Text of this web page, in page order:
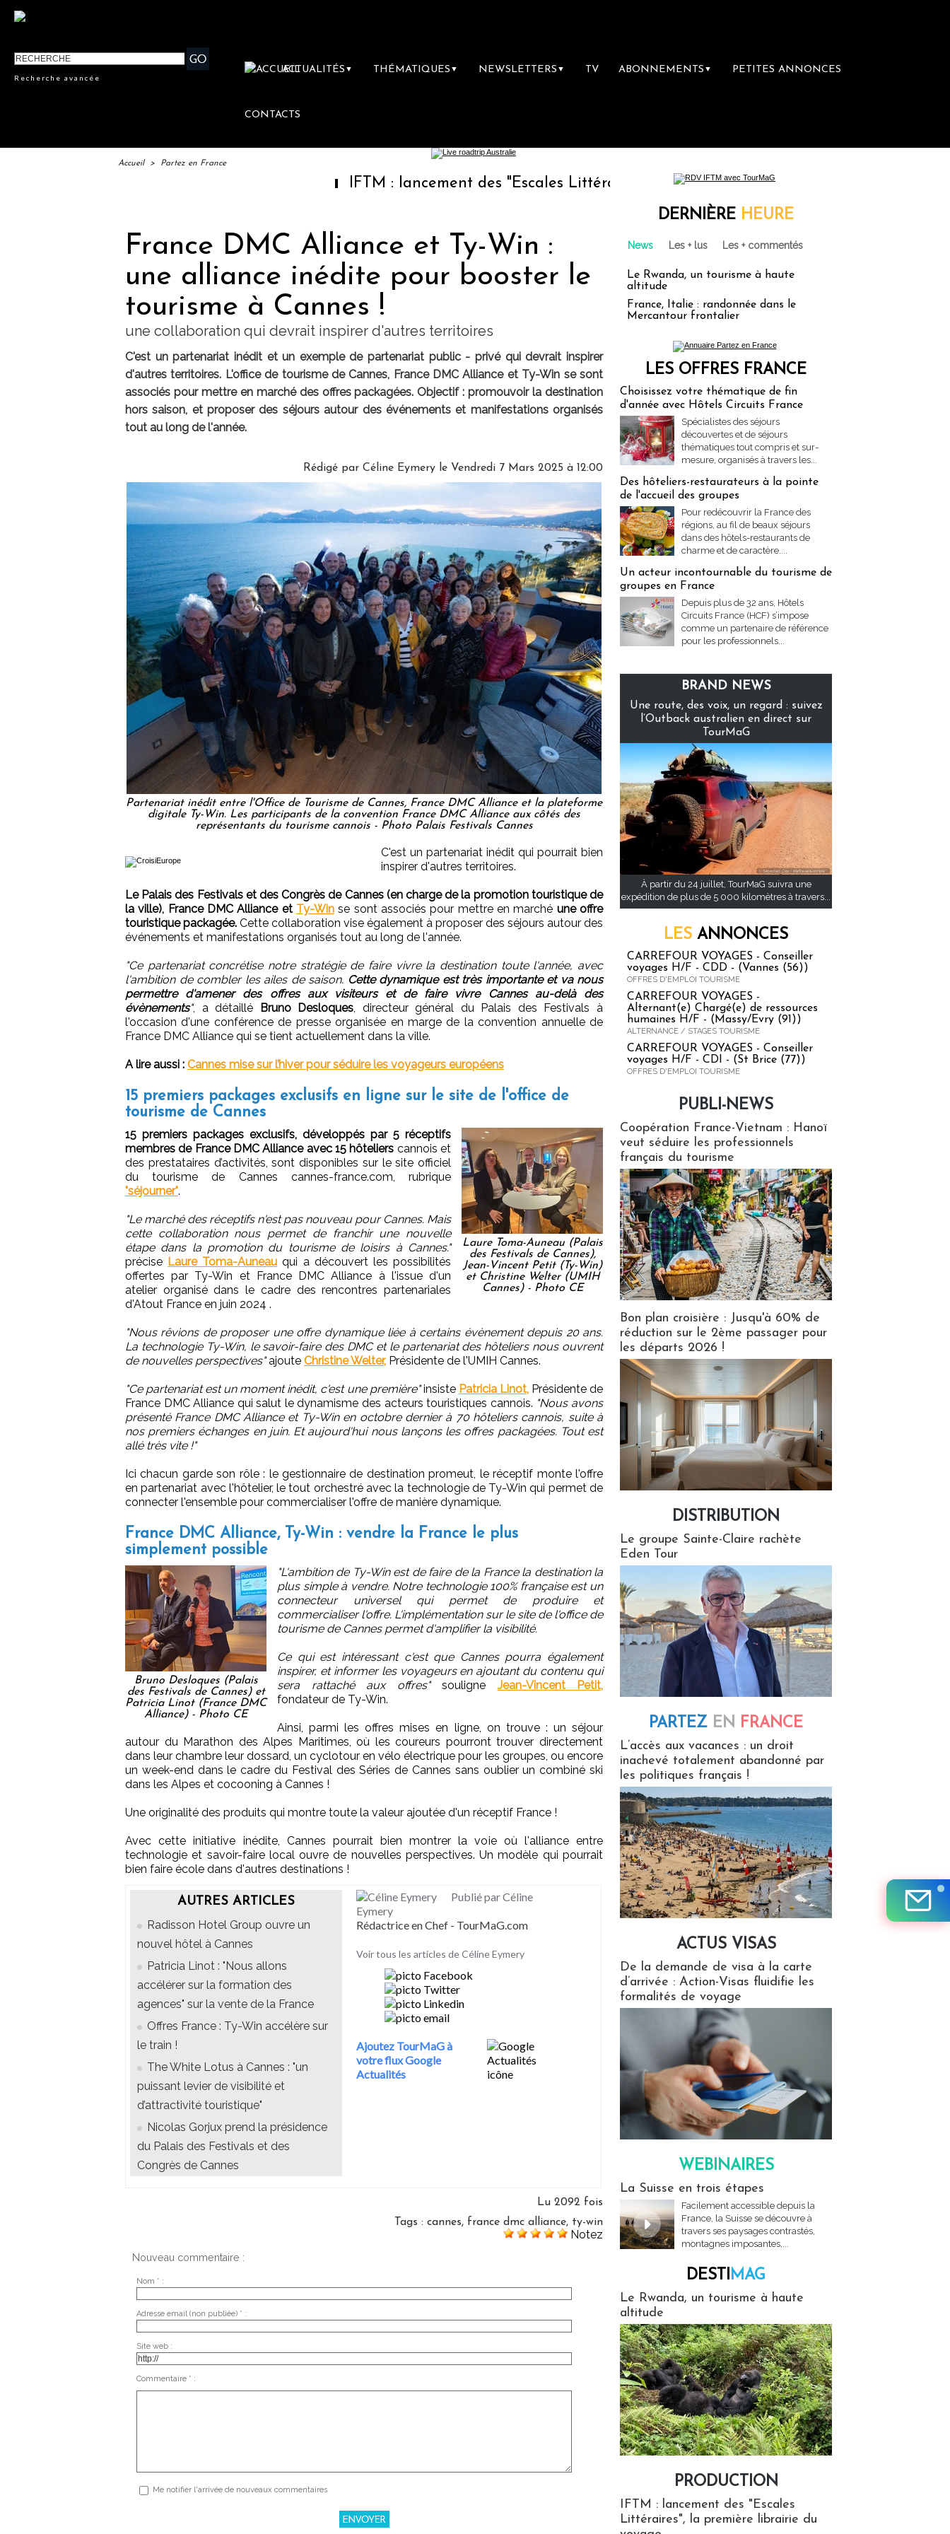
Recherche avancée
ACTUALITÉS ▼ THÉMATIQUES ▼ NEWSLETTERS ▼ TV ABONNEMENTS ▼ PETITES ANNONCES
CONTACTS
Accueil > Partez en France
IFTM : lancement des "Escales Littéraires", la première librairie du voyage
France DMC Alliance et Ty-Win :
une alliance inédite pour booster le
tourisme à Cannes !
une collaboration qui devrait inspirer d'autres territoires
C'est un partenariat inédit et un exemple de partenariat public - privé qui devrait inspirer
d'autres territoires. L'office de tourisme de Cannes, France DMC Alliance et Ty-Win se sont
associés pour mettre en marché des offres packagées. Objectif : promouvoir la destination
hors saison, et proposer des séjours autour des événements et manifestations organisés
tout au long de l'année.
Rédigé par Céline Eymery le Vendredi 7 Mars 2025 à 12:00
Partenariat inédit entre l'Office de Tourisme de Cannes, France DMC Alliance et la plateforme
digitale Ty-Win. Les participants de la convention France DMC Alliance aux côtés des
représentants du tourisme cannois - Photo Palais Festivals Cannes
C'est un partenariat inédit qui pourrait bien
inspirer d'autres territoires.
Le Palais des Festivals et des Congrès de Cannes (en charge de la promotion touristique de
la ville), France DMC Alliance et Ty-Win se sont associés pour mettre en marché une offre
touristique packagée. Cette collaboration vise également à proposer des séjours autour des
événements et manifestations organisés tout au long de l'année.
"Ce partenariat concrétise notre stratégie de faire vivre la destination toute l'année, avec
l'ambition de combler les ailes de saison. Cette dynamique est très importante et va nous
permettre d'amener des offres aux visiteurs et de faire vivre Cannes au-delà des
évènements", a détaillé Bruno Desloques, directeur général du Palais des Festivals à
l'occasion d'une conférence de presse organisée en marge de la convention annuelle de
France DMC Alliance qui se tient actuellement dans la ville.
A lire aussi : Cannes mise sur l’hiver pour séduire les voyageurs européens
15 premiers packages exclusifs en ligne sur le site de l'office de
tourisme de Cannes
Laure Toma-Auneau (Palais
des Festivals de Cannes),
Jean-Vincent Petit (Ty-Win)
et Christine Welter (UMIH
Cannes) - Photo CE
15 premiers packages exclusifs, développés par 5 réceptifs
membres de France DMC Alliance avec 15 hôteliers cannois et
des prestataires d’activités, sont disponibles sur le site officiel
du tourisme de Cannes cannes-france.com, rubrique
"séjourner".
"Le marché des réceptifs n'est pas nouveau pour Cannes. Mais
cette collaboration nous permet de franchir une nouvelle
étape dans la promotion du tourisme de loisirs à Cannes."
précise Laure Toma-Auneau qui a découvert les possibilités
offertes par Ty-Win et France DMC Alliance à l'issue d'un
atelier organisé dans le cadre des rencontres partenariales
d'Atout France en juin 2024 .
"Nous rêvions de proposer une offre dynamique liée à certains évènement depuis 20 ans.
La technologie Ty-Win, le savoir-faire des DMC et le partenariat des hôteliers nous ouvrent
de nouvelles perspectives"ajoute Christine Welter, Présidente de l'UMIH Cannes.
"Ce partenariat est un moment inédit, c'est une première"insiste Patricia Linot,Présidente de
France DMC Alliance qui salut le dynamisme des acteurs touristiques cannois. "Nous avons
présenté France DMC Alliance et Ty-Win en octobre dernier à 70 hôteliers cannois, suite à
nos premiers échanges en juin. Et aujourd'hui nous lançons les offres packagées. Tout est
allé très vite !"
Ici chacun garde son rôle : le gestionnaire de destination promeut, le réceptif monte l'offre
en partenariat avec l'hôtelier, le tout orchestré avec la technologie de Ty-Win qui permet de
connecter l'ensemble pour commercialiser l'offre de manière dynamique.
France DMC Alliance, Ty-Win : vendre la France le plus
simplement possible
Bruno Desloques (Palais
des Festivals de Cannes) et
Patricia Linot (France DMC
Alliance) - Photo CE
"L'ambition de Ty-Win est de faire de la France la destination la
plus simple à vendre. Notre technologie 100% française est un
connecteur universel qui permet de produire et
commercialiser l'offre. L'implémentation sur le site de l'office de
tourisme de Cannes permet d'amplifier la visibilité.
Ce qui est intéressant c'est que Cannes pourra également
inspirer, et informer les voyageurs en ajoutant du contenu qui
sera rattaché aux offres"souligne Jean-Vincent Petit,
fondateur de Ty-Win.
Ainsi, parmi les offres mises en ligne, on trouve : un séjour
autour du Marathon des Alpes Maritimes, où les coureurs pourront trouver directement
dans leur chambre leur dossard, un cyclotour en vélo électrique pour les groupes, ou encore
un week-end dans le cadre du Festival des Séries de Cannes sans oublier un combiné ski
dans les Alpes et cocooning à Cannes !
Une originalité des produits qui montre toute la valeur ajoutée d'un réceptif France !
Avec cette initiative inédite, Cannes pourrait bien montrer la voie où l'alliance entre
technologie et savoir-faire local ouvre de nouvelles perspectives. Un modèle qui pourrait
bien faire école dans d'autres destinations !
AUTRES ARTICLES
Radisson Hotel Group ouvre un
nouvel hôtel à Cannes
Patricia Linot : "Nous allons
accélérer sur la formation des
agences" sur la vente de la France
Offres France : Ty-Win accélère sur
le train !
The White Lotus à Cannes : "un
puissant levier de visibilité et
d’attractivité touristique"
Nicolas Gorjux prend la présidence
du Palais des Festivals et des
Congrès de Cannes
Publié par Céline
Eymery
Rédactrice en Chef - TourMaG.com
Voir tous les articles de Céline Eymery
Ajoutez TourMaG à
votre flux Google
Actualités
Lu 2092 fois
Tags : cannes, france dmc alliance, ty-win
Notez
Nouveau commentaire :
Nom * :
Adresse email (non publiée) * :
Site web :
Commentaire * :
Me notifier l'arrivée de nouveaux commentaires
DERNIÈRE HEURE
News Les + lus Les + commentés
Le Rwanda, un tourisme à haute
altitude
France, Italie : randonnée dans le
Mercantour frontalier
LES OFFRES FRANCE
Choisissez votre thématique de fin
d'année avec Hôtels Circuits France
Spécialistes des séjours
découvertes et de séjours
thématiques tout compris et sur-
mesure, organisés à travers les...
Des hôteliers-restaurateurs à la pointe
de l'accueil des groupes
Pour redécouvrir la France des
régions, au fil de beaux séjours
dans des hôtels-restaurants de
charme et de caractère....
Un acteur incontournable du tourisme de
groupes en France
Depuis plus de 32 ans, Hôtels
Circuits France (HCF) s’impose
comme un partenaire de référence
pour les professionnels...
BRAND NEWS
Une route, des voix, un regard : suivez
l’Outback australien en direct sur
TourMaG
À partir du 24 juillet, TourMaG suivra une
expédition de plus de 5 000 kilomètres à travers...
LES ANNONCES
CARREFOUR VOYAGES - Conseiller
voyages H/F - CDD - (Vannes (56))
OFFRES D'EMPLOI TOURISME
CARREFOUR VOYAGES -
Alternant(e) Chargé(e) de ressources
humaines H/F - (Massy/Evry (91))
ALTERNANCE / STAGES TOURISME
CARREFOUR VOYAGES - Conseiller
voyages H/F - CDI - (St Brice (77))
OFFRES D'EMPLOI TOURISME
PUBLI-NEWS
Coopération France-Vietnam : Hanoï
veut séduire les professionnels
français du tourisme
Bon plan croisière : Jusqu'à 60% de
réduction sur le 2ème passager pour
les départs 2026 !
DISTRIBUTION
Le groupe Sainte-Claire rachète
Eden Tour
PARTEZ EN FRANCE
L’accès aux vacances : un droit
inachevé totalement abandonné par
les politiques français !
ACTUS VISAS
De la demande de visa à la carte
d’arrivée : Action-Visas fluidifie les
formalités de voyage
WEBINAIRES
La Suisse en trois étapes
Facilement accessible depuis la
France, la Suisse se découvre à
travers ses paysages contrastés,
montagnes imposantes,...
DESTIMAG
Le Rwanda, un tourisme à haute
altitude
PRODUCTION
IFTM : lancement des "Escales
Littéraires", la première librairie du